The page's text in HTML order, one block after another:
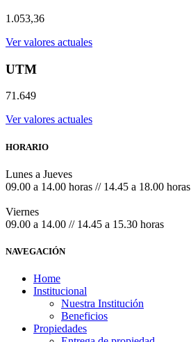
1.053,36
Ver valores actuales
UTM
71.649
Ver valores actuales
HORARIO
Lunes a Jueves
09.00 a 14.00 horas // 14.45 a 18.00 horas
Viernes
09.00 a 14.00 // 14.45 a 15.30 horas
NAVEGACIÓN
Home
Institucional
Nuestra Institución
Beneficios
Propiedades